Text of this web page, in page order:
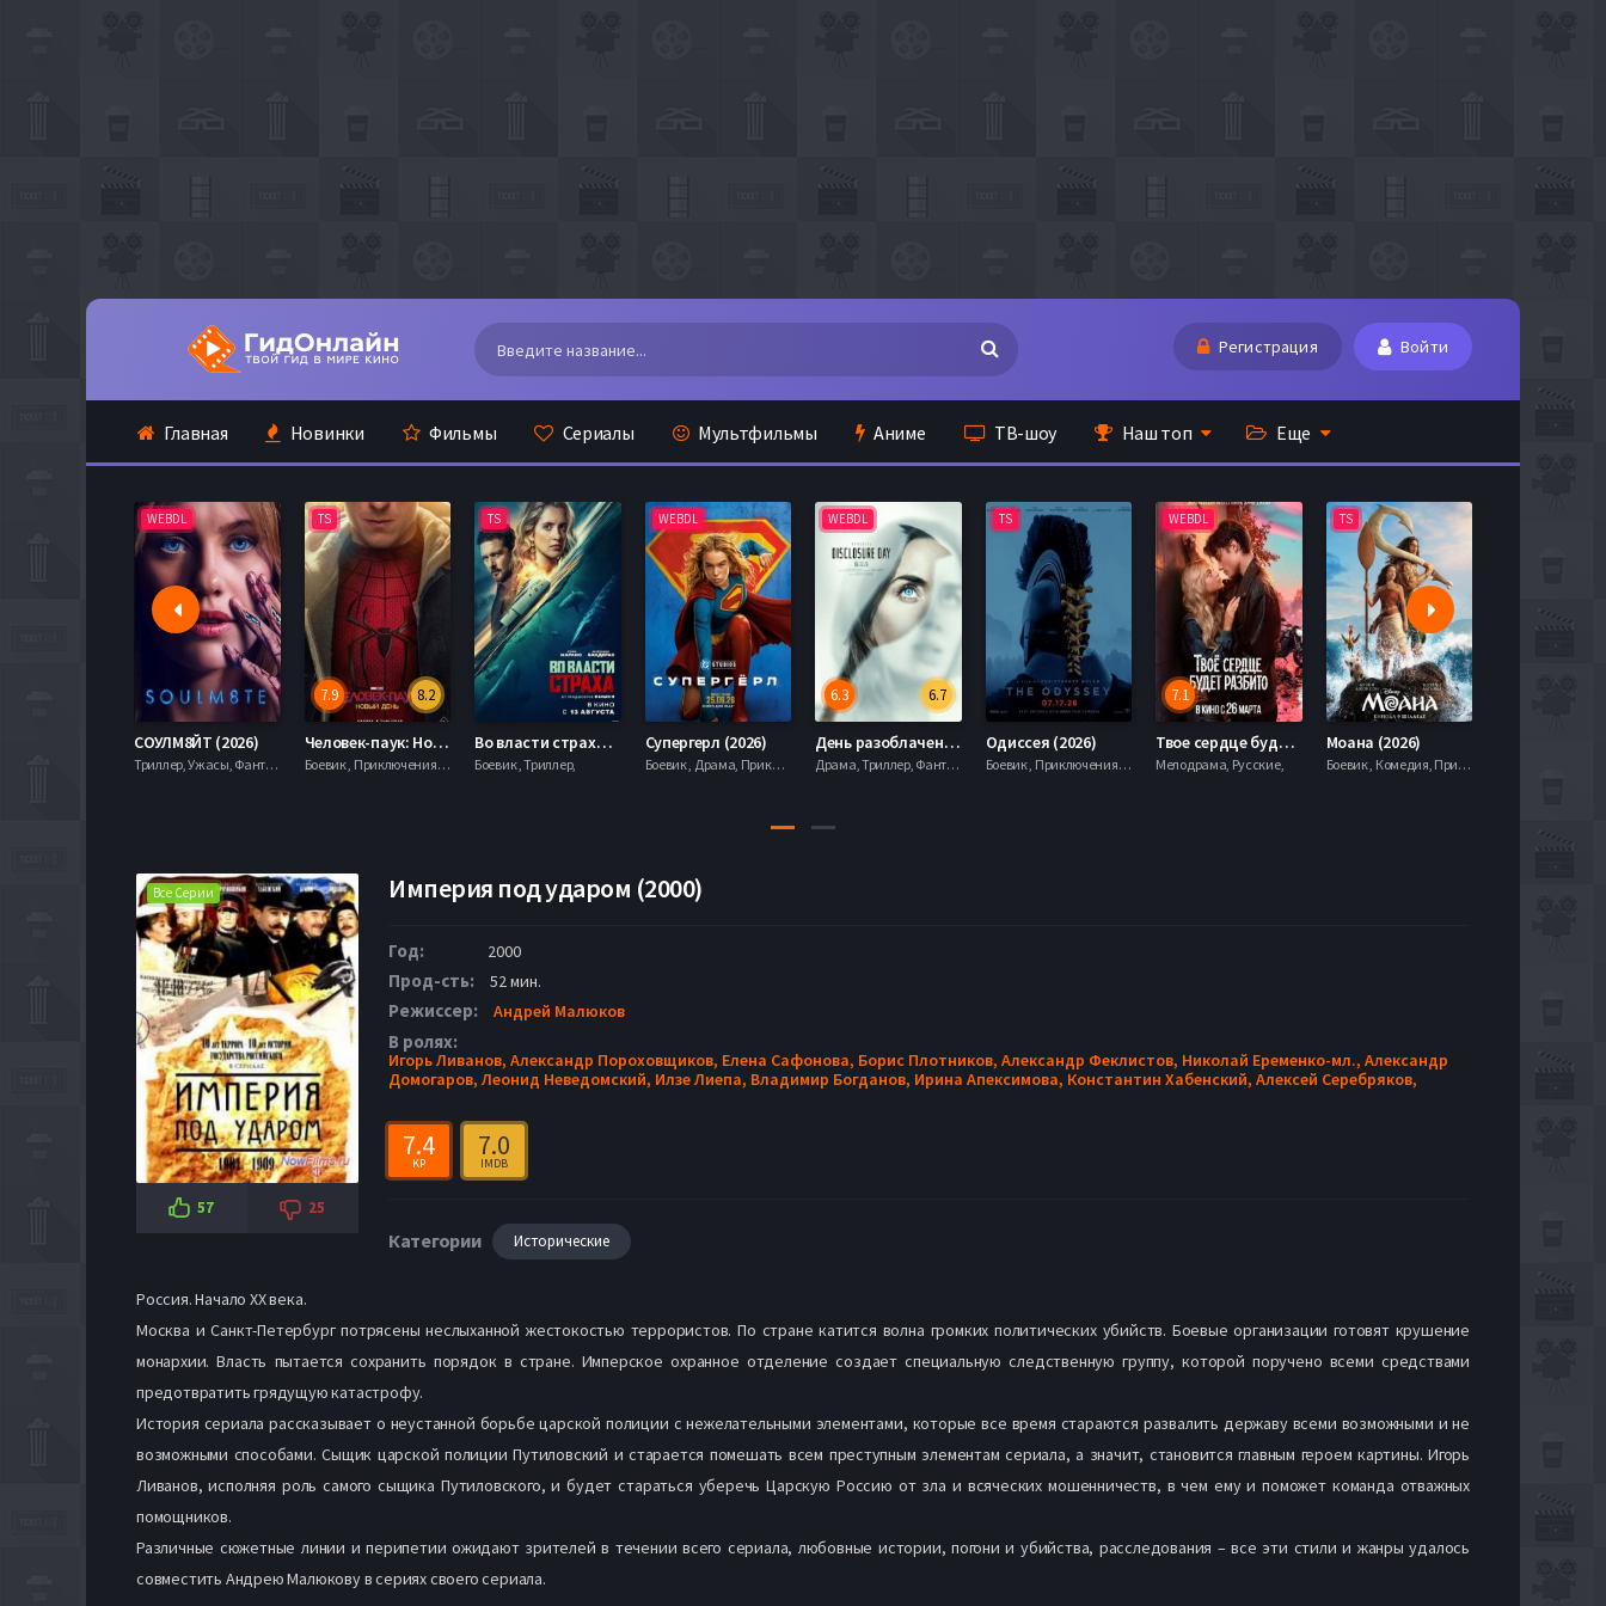
Регистрация Войти
Главная Новинки Фильмы Сериалы Мультфильмы Аниме ТВ-шоу Наш топ Еще
СОУЛМ8ЙТ (2026)
Триллер, Ужасы, Фантастика,
TS
8.2
7.9
Человек-паук: Новый день (2026)
Боевик , Приключения, Фантастика, Фэнтези,
TS
Во власти страха (2026)
Боевик , Триллер,
WEBDL
Супергерл (2026)
Боевик , Драма, Приключения, Фантастика,
WEBDL
6.7
6.3
День разоблачения (2026)
Драма, Триллер, Фантастика,
TS
Одиссея (2026)
Боевик , Приключения, Фэнтези,
WEBDL
7.1
Твое сердце будет разбито (2026)
Мелодрама, Русские,
TS
Моана (2026)
Боевик , Комедия, Приключения, Семейный, Фэнтези,
BDRip
5.9
Все Серии
57 25
Империя под ударом (2000)
Год: 2000
Прод-сть: 52 мин.
Режиссер: Андрей Малюков
В ролях:
Игорь Ливанов, Александр Пороховщиков, Елена Сафонова, Борис Плотников, Александр Феклистов, Николай Еременко-мл., Александр
Домогаров,Леонид Неведомский, Илзе Лиепа, Владимир Богданов, Ирина Апексимова, Константин Хабенский, Алексей Серебряков,
7.4
KP
7.0
IMDB
Категории Исторические
Россия. Начало ХХ века.
Москва и Санкт-Петербург потрясены неслыханной жестокостью террористов. По стране катится волна громких политических убийств. Боевые организации готовят крушение
монархии. Власть пытается сохранить порядок в стране. Имперское охранное отделение создает специальную следственную группу, которой поручено всеми средствами
предотвратить грядущую катастрофу.
История сериала рассказывает о неустанной борьбе царской полиции с нежелательными элементами, которые все время стараются развалить державу всеми возможными и не
возможными способами. Сыщик царской полиции Путиловский и старается помешать всем преступным элементам сериала, а значит, становится главным героем картины. Игорь
Ливанов, исполняя роль самого сыщика Путиловского, и будет стараться уберечь Царскую Россию от зла и всяческих мошенничеств, в чем ему и поможет команда отважных
помощников.
Различные сюжетные линии и перипетии ожидают зрителей в течении всего сериала, любовные истории, погони и убийства, расследования – все эти стили и жанры удалось
совместить Андрею Малюкову в сериях своего сериала.